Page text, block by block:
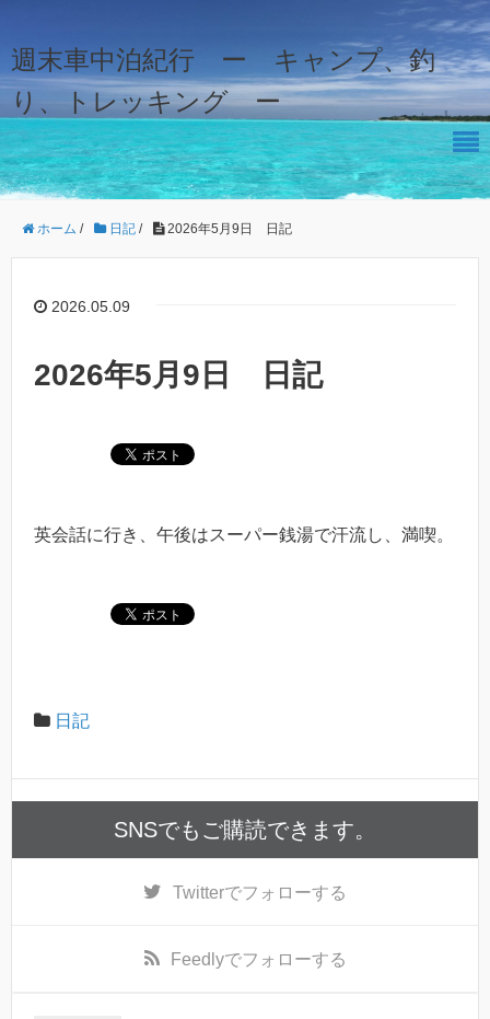
週末車中泊紀行 ー キャンプ、釣
り、トレッキング ー
ホーム / 日記 / 2026年5月9日 日記
2026.05.09
2026年5月9日 日記
英会話に行き、午後はスーパー銭湯で汗流し、満喫。
日記
SNSでもご購読できます。
Twitterでフォローする
Feedlyでフォローする